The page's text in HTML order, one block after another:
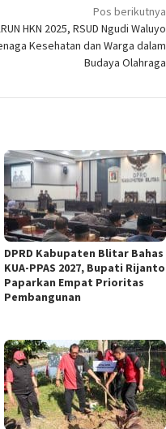
Pos berikutnya
HKN 2025, RSUD Ngudi Waluyo
Kesehatan dan Warga dalam
Budaya Olahraga
DPRD Kabupaten Blitar Bahas
KUA-PPAS 2027, Bupati Rijanto
Paparkan Empat Prioritas
Pembangunan